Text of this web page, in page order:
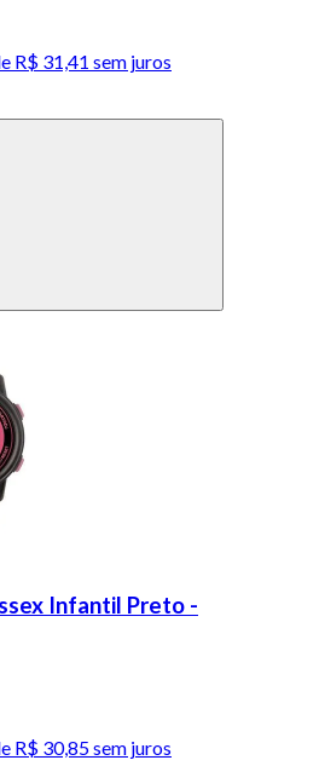
R$ 31,41 sem juros
Infantil Preto -
R$ 30,85 sem juros